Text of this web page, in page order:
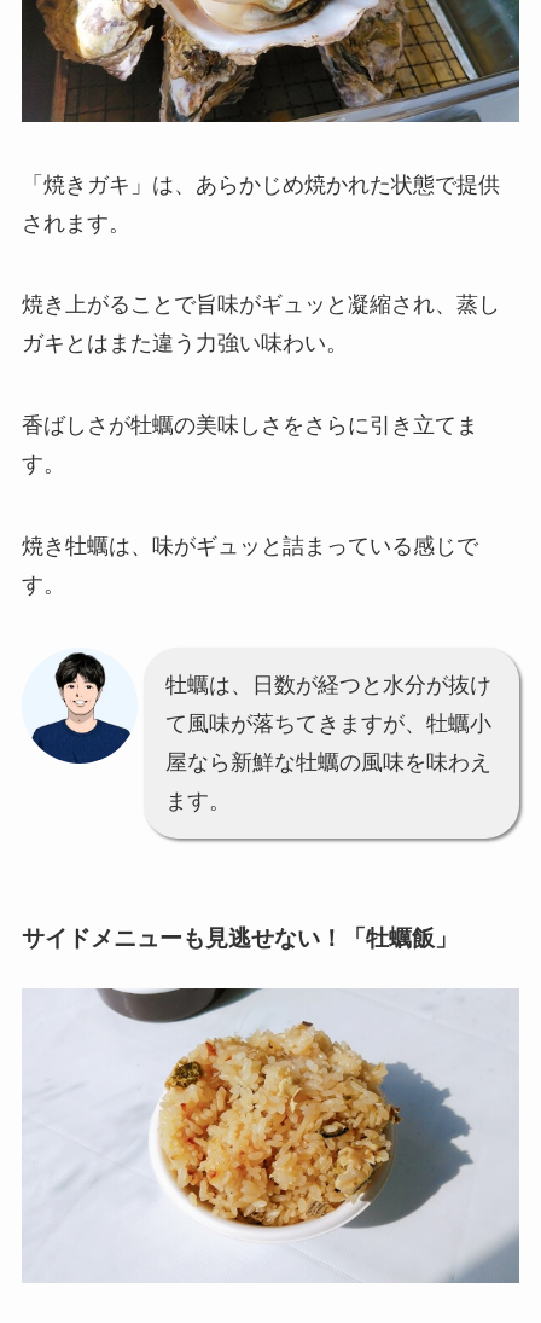
「焼きガキ」は、あらかじめ焼かれた状態で提供
されます。
焼き上がることで旨味がギュッと凝縮され、蒸し
ガキとはまた違う力強い味わい。
香ばしさが牡蠣の美味しさをさらに引き立てま
す。
焼き牡蠣は、味がギュッと詰まっている感じで
す。
牡蠣は、日数が経つと水分が抜け
て風味が落ちてきますが、牡蠣小
屋なら新鮮な牡蠣の風味を味わえ
ます。
サイドメニューも見逃せない！「牡蠣飯」